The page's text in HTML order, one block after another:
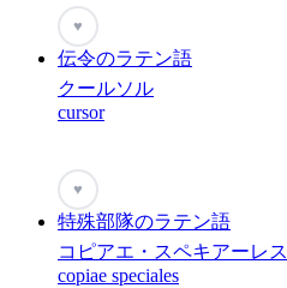
♥
伝令のラテン語
クールソル
cursor
♥
特殊部隊のラテン語
コピアエ・スペキアーレス
copiae speciales